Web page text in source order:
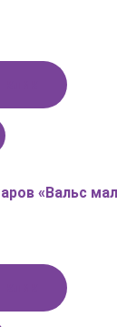
«Вальс